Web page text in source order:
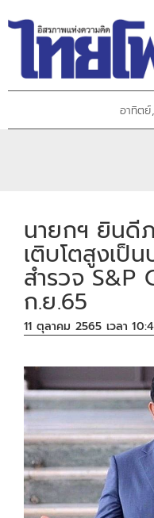
อาทิต
นายกฯ ยินดี
เติบโตสูงเป็
สำรวจ S&P
ก.ย.65
11 ตุลาคม 2565 เวลา